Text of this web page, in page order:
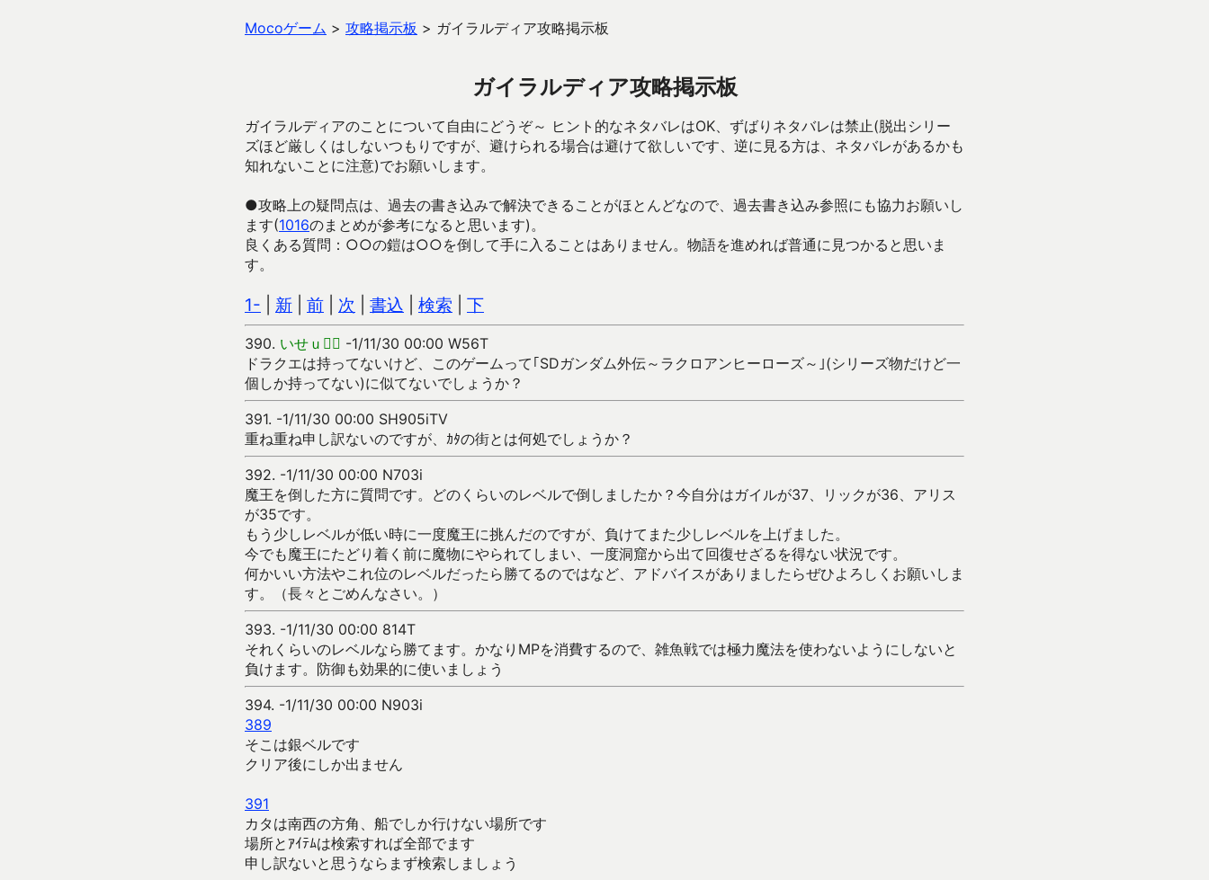
Mocoゲーム > 攻略掲示板 > ガイラルディア攻略掲示板
ガイラルディア攻略掲示板
ガイラルディアのことについて自由にどうぞ～ ヒント的なネタバレはOK、ずばりネタバレは禁止(脱出シリー
ズほど厳しくはしないつもりですが、避けられる場合は避けて欲しいです、逆に見る方は、ネタバレがあるかも
知れないことに注意)でお願いします。
●攻略上の疑問点は、過去の書き込みで解決できることがほとんどなので、過去書き込み参照にも協力お願いし
ます(1016のまとめが参考になると思います)。
良くある質問：○○の鎧は○○を倒して手に入ることはありません。物語を進めれば普通に見つかると思いま
す。
1- 新 前 次 書込 検索 下
390. いせｕ５ -1/11/30 00:00 W56T
ドラクエは持ってないけど、このゲームって｢SDガンダム外伝～ラクロアンヒーローズ～｣(シリーズ物だけど一
個しか持ってない)に似てないでしょうか？
391. -1/11/30 00:00 SH905iTV
重ね重ね申し訳ないのですが、ｶﾀの街とは何処でしょうか？
392. -1/11/30 00:00 N703i
魔王を倒した方に質問です。どのくらいのレベルで倒しましたか？今自分はガイルが37、リックが36、アリス
が35です。
もう少しレベルが低い時に一度魔王に挑んだのですが、負けてまた少しレベルを上げました。
今でも魔王にたどり着く前に魔物にやられてしまい、一度洞窟から出て回復せざるを得ない状況です。
何かいい方法やこれ位のレベルだったら勝てるのではなど、アドバイスがありましたらぜひよろしくお願いしま
す。（長々とごめんなさい。）
393. -1/11/30 00:00 814T
それくらいのレベルなら勝てます。かなりMPを消費するので、雑魚戦では極力魔法を使わないようにしないと
負けます。防御も効果的に使いましょう
394. -1/11/30 00:00 N903i
389
そこは銀ベルです
クリア後にしか出ません
391
カタは南西の方角、船でしか行けない場所です
場所とｱｲﾃﾑは検索すれば全部でます
申し訳ないと思うならまず検索しましょう